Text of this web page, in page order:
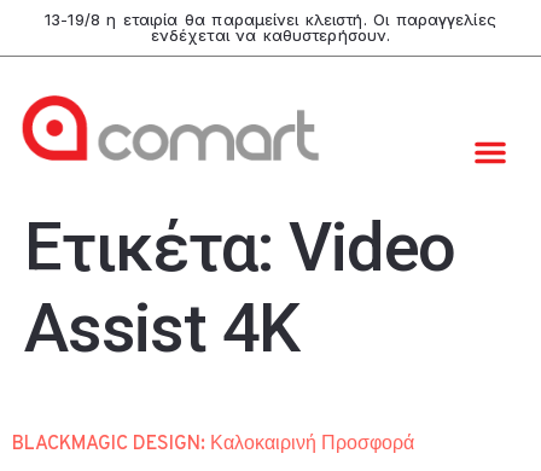
13-19/8 η εταιρία θα παραμείνει κλειστή. Οι παραγγελίες
ενδέχεται να καθυστερήσουν.
Ετικέτα:Video
Assist 4K
BLACKMAGIC DESIGN: Καλοκαιρινή Προσφορά